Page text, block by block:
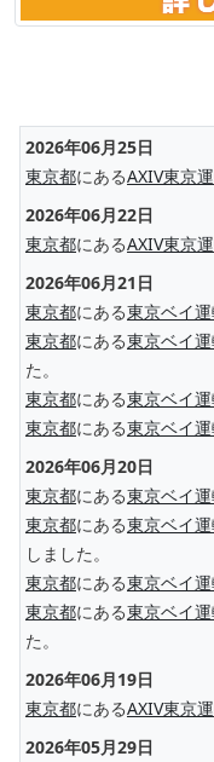
2026年06月25日
東京都にあるAXIV東京
2026年06月22日
東京都にあるAXIV東京
2026年06月21日
東京都にある東京ベイ
東京都にある東京ベイ
た。
東京都にある東京ベイ
東京都にある東京ベイ
2026年06月20日
東京都にある東京ベイ
東京都にある東京ベイ
しました。
東京都にある東京ベイ
東京都にある東京ベイ
た。
2026年06月19日
東京都にあるAXIV東京
2026年05月29日